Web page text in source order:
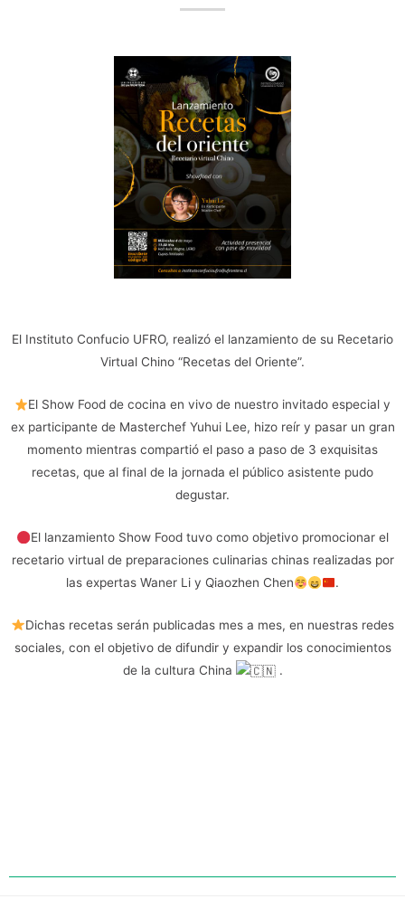
El Instituto Confucio UFRO, realizó el lanzamiento de su Recetario
Virtual Chino “Recetas del Oriente”.
El Show Food de cocina en vivo de nuestro invitado especial y
ex participante de Masterchef Yuhui Lee, hizo reír y pasar un gran
momento mientras compartió el paso a paso de 3 exquisitas
recetas, que al final de la jornada el público asistente pudo
degustar.
El lanzamiento Show Food tuvo como objetivo promocionar el
recetario virtual de preparaciones culinarias chinas realizadas por
las expertas Waner Li y Qiaozhen Chen
.
Dichas recetas serán publicadas mes a mes, en nuestras redes
sociales, con el objetivo de difundir y expandir los conocimientos
de la cultura China
.